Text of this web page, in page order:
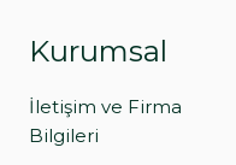
Kurumsal
İletişim ve Firma
Bilgileri